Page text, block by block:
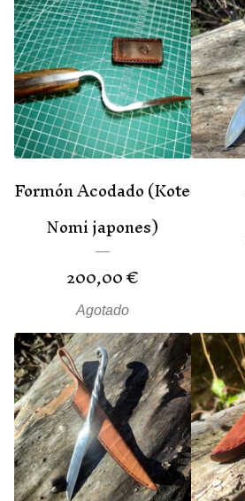
Formón Acodado (Kote
Nomi japones)
200,00€
Agotado